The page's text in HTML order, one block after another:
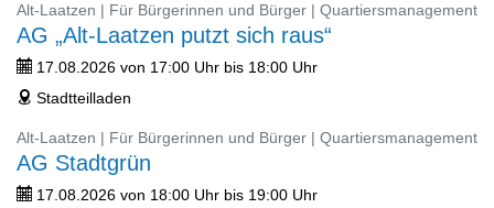
Alt-Laatzen | Für Bürgerinnen und Bürger | Quartiersmanagement
AG „Alt-Laatzen putzt sich raus“
ticket 17.08.2026 von 17:00 Uhr bis 18:00 Uhr
address Stadtteilladen
Alt-Laatzen | Für Bürgerinnen und Bürger | Quartiersmanagement
AG Stadtgrün
ticket 17.08.2026 von 18:00 Uhr bis 19:00 Uhr